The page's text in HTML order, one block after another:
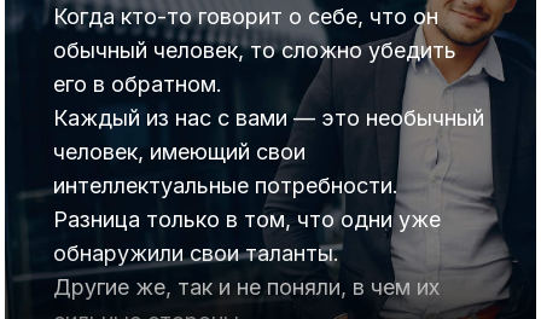
эмоции формируют определенное
направление торсионного потока,
создаваемого мозгом.
От того, куда он направлен, в
…
Заказала программу «Успех» в первый
же день ее появления в продаже. Через
3 дня ее получила и стала работать с
ней.
Ничего головокружительного в жизни
после первых прослушиваний не
произошло.
Я ожидала каких-то необычных
Когда кто-то говорит о себе, что он
обычный человек, то сложно убедить
его в обратном.
Каждый из нас с вами — это необычный
человек, имеющий свои
интеллектуальные потребности.
Разница только в том, что одни уже
обнаружили свои таланты.
Другие же, так и не поняли, в чем их